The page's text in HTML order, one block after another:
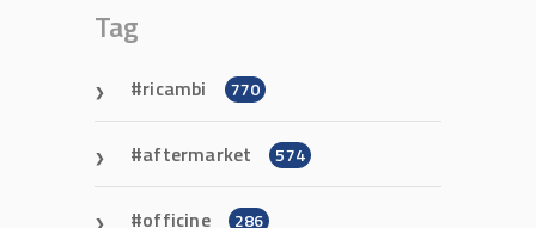
Tag
ricambi 770
aftermarket 574
officine 286